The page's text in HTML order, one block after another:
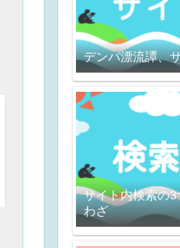
デンパ漂流譚、
サイト内検索の
わざ